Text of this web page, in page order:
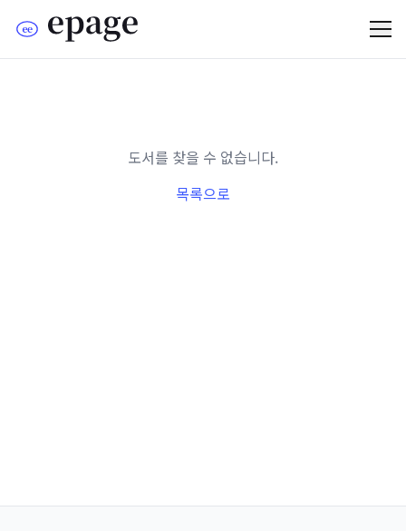
도서를 찾을 수 없습니다.
목록으로